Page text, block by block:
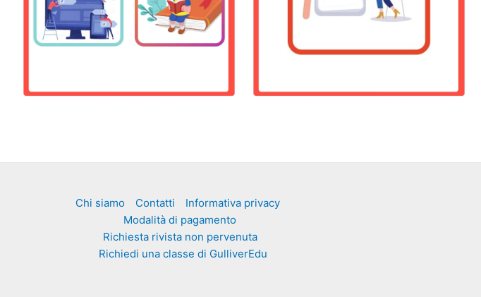
Chi siamo Contatti
Informativa privacy
Modalità di pagamento
Richiesta rivista non pervenuta
Richiedi una classe di GulliverEdu